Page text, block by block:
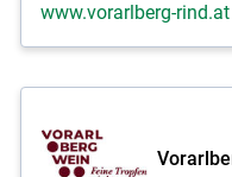
www.vorarlberg-rind.at